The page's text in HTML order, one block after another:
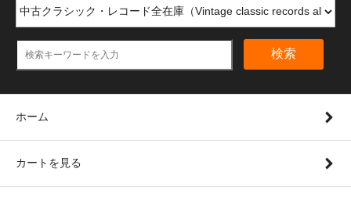
検索
ホーム
カートを見る